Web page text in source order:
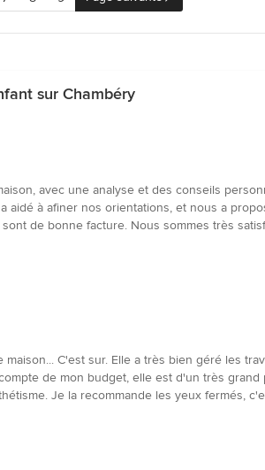
sur Chambéry
avec une analyse et des conseils
à afiner nos orientations, et nous a
de bonne facture. Nous sommes très
C'est sur. Elle a très bien géré les
de mon budget, elle est d'un très
Je la recommande les yeux fermés,